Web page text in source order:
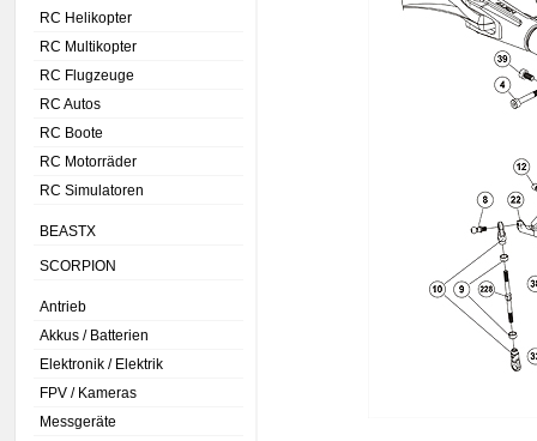
RC Helikopter
RC Multikopter
RC Flugzeuge
RC Autos
RC Boote
RC Motorräder
RC Simulatoren
BEASTX
SCORPION
Antrieb
Akkus / Batterien
Elektronik / Elektrik
FPV / Kameras
Messgeräte